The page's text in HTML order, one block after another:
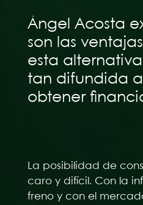
Ángel Acosta
son las
esta
tan difundida
obtener
La posibilidad de
caro y difícil. Con la
freno y con el